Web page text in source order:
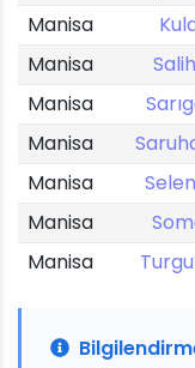
Manisa
Manisa
Manisa
Manisa
Manisa
Manisa
Manisa